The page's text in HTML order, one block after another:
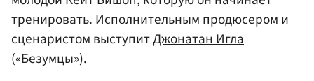
тренировать. Исполнительным продюсером и
сценаристом выступитДжонатан Игла
(«Безумцы»).